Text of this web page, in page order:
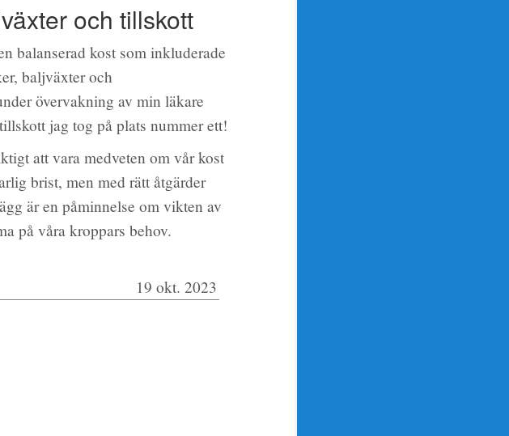
och tillskott
balanserad kost som inkluderade
baljväxter och
övervakning av min läkare
jag tog på plats nummer ett!
att vara medveten om vår kost
brist, men med rätt åtgärder
är en påminnelse om vikten av
på våra kroppars behov.
19 okt. 2023